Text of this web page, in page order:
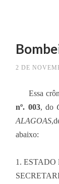
2 DE
Essa
nº. 003, do
ALAGOAS
abaixo:
1.